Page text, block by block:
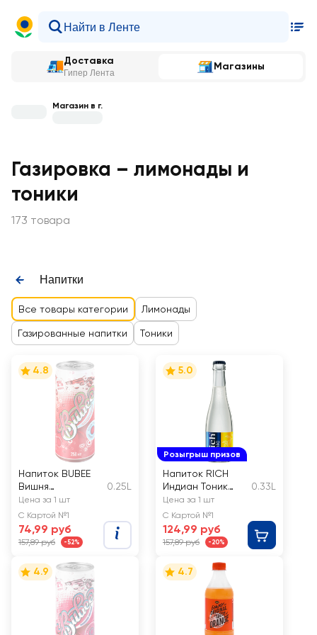
Доставка
Гипер Лента
Магазины
Магазин в г.
Газировка – лимонады и
тоники
173 товара
Напитки
Все товары категории Лимонады
Газированные напитки Тоники
4.8
Напиток BUBEE
Вишня
сильногазирован
ный
0.25L
Цена за 1 шт
С Картой №1
74,99 руб
157,89 руб -52%
Розыгрыш призов
5.0
Напиток RICH
Индиан Тоник
сильногазирован
ный
0.33L
Цена за 1 шт
С Картой №1
124,99 руб
157,89 руб -20%
4.9 4.7